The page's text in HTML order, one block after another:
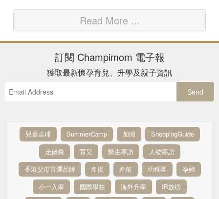
Read More ...
訂閱 Champimom 電子報
獲取最新懷孕育兒、升學及親子資訊
Send
兒童桌球 SummerCamp 加固
ShoppingGuide
走佬袋
育兒 醫生專訪
人物專訪
香港父母首選品牌
產後 產前 幼稚園
孕婦
小一入學
國際學校 海外升學
IB放榜